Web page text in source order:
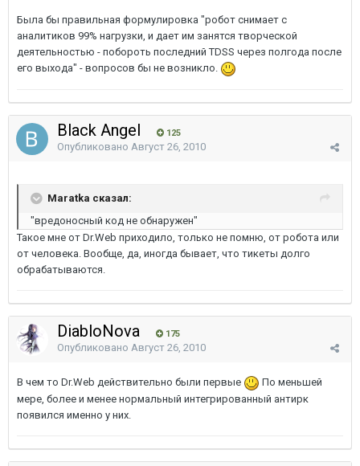
Была бы правильная формулировка "робот снимает с
аналитиков 99% нагрузки, и дает им занятся творческой
деятельностью - побороть последний TDSS через полгода после
его выхода" - вопросов бы не возникло.
Black Angel 125
Опубликовано Август 26, 2010
Maratka сказал:
"вредоносный код не обнаружен"
Такое мне от Dr.Web приходило, только не помню, от робота или
от человека. Вообще, да, иногда бывает, что тикеты долго
обрабатываются.
DiabloNova 175
Опубликовано Август 26, 2010
В чем то Dr.Web действительно были первые
По меньшей
мере, более и менее нормальный интегрированный антирк
появился именно у них.